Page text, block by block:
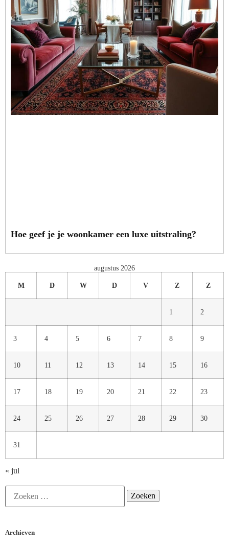
Hoe geef je je woonkamer een luxe uitstraling?
augustus 2026
M D W D V Z Z
1 2
3 4 5 6 7 8 9
10 11 12 13 14 15 16
17 18 19 20 21 22 23
24 25 26 27 28 29 30
31
« jul
Archieven